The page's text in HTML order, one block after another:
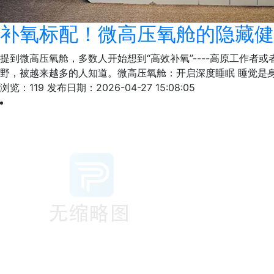
补氧标配！微高压氧舱的隐藏
提到微高压氧舱，多数人开始想到“高效补氧”----高原工作者
野，被越来越多的人知道。微高压氧舱：开启深度睡眠 睡觉
浏览：119 发布日期：2026-04-27 15:08:05